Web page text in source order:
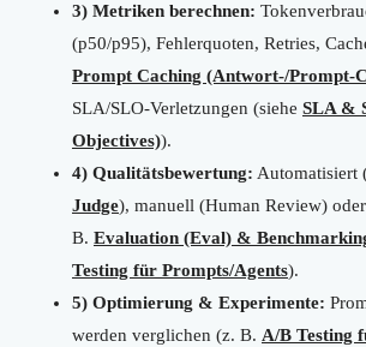
3) Metriken berechnen:
(p50/p95), Fehlerquoten, Retries,
Prompt Caching (Antwort-/Prompt-
SLA/SLO-Verletzungen (siehe SLA &
Objectives)).
4) Qualitätsbewertung: Automatisiert
Judge), manuell (Human Review)
B. Evaluation (Eval) &
Testing für Prompts/Agents).
5) Optimierung & Experimente:
werden verglichen (z. B. A/B Testing